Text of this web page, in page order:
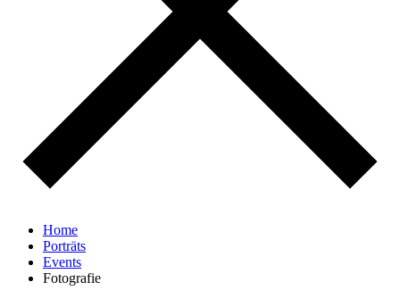
Home
Porträts
Events
Fotografie